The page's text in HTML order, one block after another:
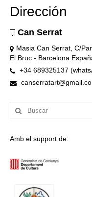
Dirección
Can Serrat
Masia Can Serrat, C/
El Bruc - Barcelona
+34 689325137
Buscar
por:
Amb el support de: